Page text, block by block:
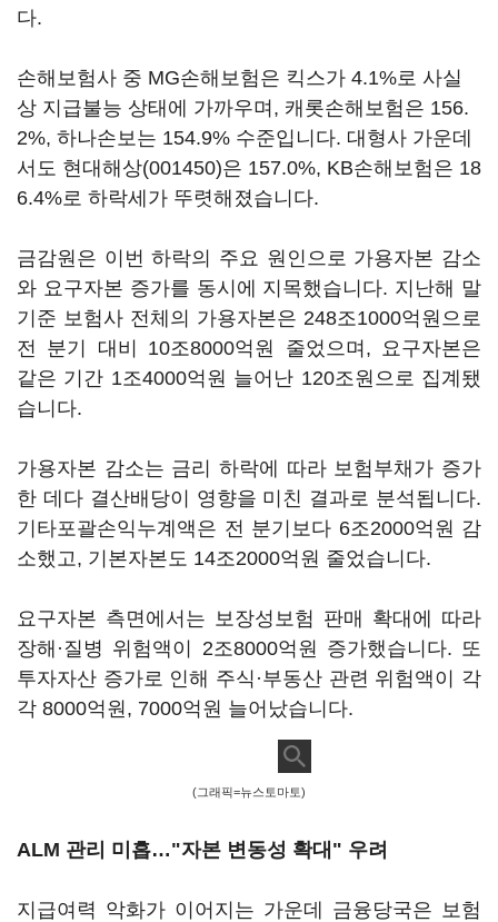
다.
손해보험사 중 MG손해보험은 킥스가 4.1%로 사실
상 지급불능 상태에 가까우며, 캐롯손해보험은 156.
2%, 하나손보는 154.9% 수준입니다. 대형사 가운데
서도 현대해상(001450)은 157.0%, KB손해보험은 18
6.4%로 하락세가 뚜렷해졌습니다.
금감원은 이번 하락의 주요 원인으로 가용자본 감소
와 요구자본 증가를 동시에 지목했습니다. 지난해 말
기준 보험사 전체의 가용자본은 248조1000억원으로
전 분기 대비 10조8000억원 줄었으며, 요구자본은
같은 기간 1조4000억원 늘어난 120조원으로 집계됐
습니다.
가용자본 감소는 금리 하락에 따라 보험부채가 증가
한 데다 결산배당이 영향을 미친 결과로 분석됩니다.
기타포괄손익누계액은 전 분기보다 6조2000억원 감
소했고, 기본자본도 14조2000억원 줄었습니다.
요구자본 측면에서는 보장성보험 판매 확대에 따라
장해·질병 위험액이 2조8000억원 증가했습니다. 또
투자자산 증가로 인해 주식·부동산 관련 위험액이 각
각 8000억원, 7000억원 늘어났습니다.
(그래픽=뉴스토마토)
ALM 관리 미흡…"자본 변동성 확대" 우려
지급여력 악화가 이어지는 가운데 금융당국은 보험